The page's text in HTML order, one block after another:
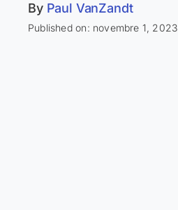
By Paul VanZandt
Published on: novembre 1, 2023